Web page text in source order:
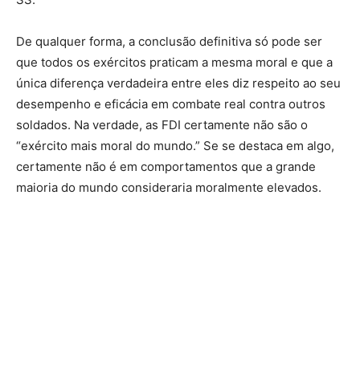
De qualquer forma, a conclusão definitiva só pode ser
que todos os exércitos praticam a mesma moral e que a
única diferença verdadeira entre eles diz respeito ao seu
desempenho e eficácia em combate real contra outros
soldados. Na verdade, as FDI certamente não são o
“exército mais moral do mundo.” Se se destaca em algo,
certamente não é em comportamentos que a grande
maioria do mundo consideraria moralmente elevados.